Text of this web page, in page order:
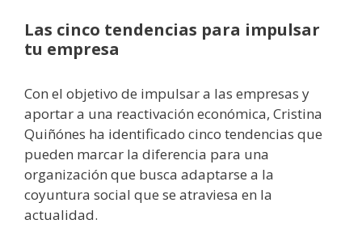
Las cinco tendencias para impulsar
tu empresa
Con el objetivo de impulsar a las empresas y
aportar a una reactivación económica, Cristina
Quiñónes ha identificado cinco tendencias que
pueden marcar la diferencia para una
organización que busca adaptarse a la
coyuntura social que se atraviesa en la
actualidad.